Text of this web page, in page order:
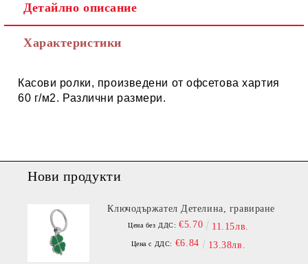
Детайлно описание
Характеристики
Касови ролки, произведени от офсетова хартия
60 г/м2. Различни размери.
Нови продукти
Ключодържател Детелина, гравиране
Цена без ДДС: €5.70 11.15лв.
Цена с ДДС: €6.84 13.38лв.